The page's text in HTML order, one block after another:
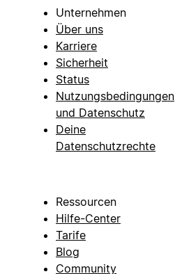
Unternehmen
Über uns
Karriere
Sicherheit
Status
Nutzungsbedingungen
und Datenschutz
Deine
Datenschutzrechte
Ressourcen
Hilfe-Center
Tarife
Blog
Community